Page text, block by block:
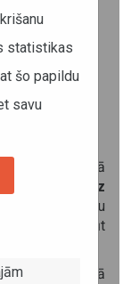
ka Austrijā
novembra līdz
kuru
ir jābūt
no tekošā
statistikas
šo papildu
savu